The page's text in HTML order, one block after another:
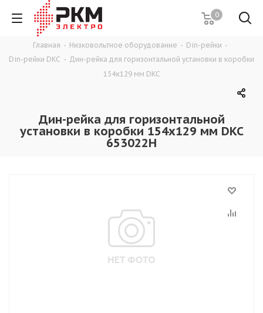
0
Главная - Низковольтное оборудование - Din-рейки -
Din-рейки DKC - Дин-рейка для горизонтальной установки в коробки
154х129 мм DKC
Дин-рейка для горизонтальной
установки в коробки 154х129 мм DKC
653022H